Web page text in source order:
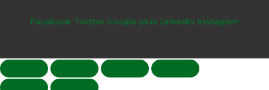
Facebook Twitter Google-plus Linkedin Instagram